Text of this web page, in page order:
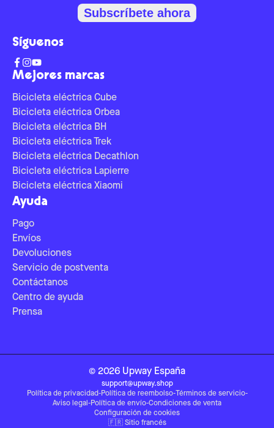
Mejores marcas
Bicicleta eléctrica Cube
Bicicleta eléctrica Orbea
Bicicleta eléctrica BH
Bicicleta eléctrica Trek
Bicicleta eléctrica Decathlon
Bicicleta eléctrica Lapierre
Bicicleta eléctrica Xiaomi
Ayuda
Pago
Envíos
Devoluciones
Servicio de postventa
Contáctanos
Centro de ayuda
Prensa
Subscríbete ahora
Síguenos
© 2026 Upway España
support@upway.shop
Política de privacidad-Política de reembolso-Términos de servicio-
Aviso legal -Política de envío-Condiciones de venta
Configuración de cookies
🇫🇷 Sitio francés